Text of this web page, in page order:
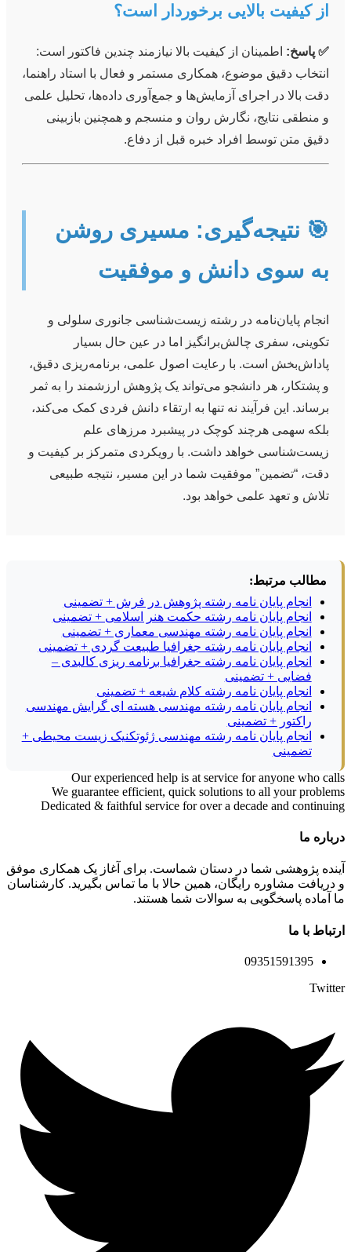
از کیفیت بالایی برخوردار است؟
✅ پاسخ: اطمینان از کیفیت بالا نیازمند چندین فاکتور است:
انتخاب دقیق موضوع، همکاری مستمر و فعال با استاد راهنما،
دقت بالا در اجرای آزمایش‌ها و جمع‌آوری داده‌ها، تحلیل علمی
و منطقی نتایج، نگارش روان و منسجم و همچنین بازبینی
دقیق متن توسط افراد خبره قبل از دفاع.
🎯 نتیجه‌گیری: مسیری روشن
به سوی دانش و موفقیت
انجام پایان‌نامه در رشته زیست‌شناسی جانوری سلولی و
تکوینی، سفری چالش‌برانگیز اما در عین حال بسیار
پاداش‌بخش است. با رعایت اصول علمی، برنامه‌ریزی دقیق،
و پشتکار، هر دانشجو می‌تواند یک پژوهش ارزشمند را به ثمر
برساند. این فرآیند نه تنها به ارتقاء دانش فردی کمک می‌کند،
بلکه سهمی هرچند کوچک در پیشبرد مرزهای علم
زیست‌شناسی خواهد داشت. با رویکردی متمرکز بر کیفیت و
دقت، “تضمین” موفقیت شما در این مسیر، نتیجه طبیعی
تلاش و تعهد علمی خواهد بود.
مطالب مرتبط:
انجام پایان نامه رشته پژوهش در فرش + تضمینی
انجام پایان نامه رشته حکمت هنر اسلامی + تضمینی
انجام پایان نامه رشته مهندسی معماری + تضمینی
انجام پایان نامه رشته جغرافیا طبیعت گردی + تضمینی
انجام پایان نامه رشته جغرافیا برنامه ریزی کالبدی –
فضایی + تضمینی
انجام پایان نامه رشته کلام شیعه + تضمینی
انجام پایان نامه رشته مهندسی هسته ای گرایش مهندسی
راکتور + تضمینی
انجام پایان نامه رشته مهندسی ژئوتکنیک زیست محیطی +
تضمینی
Our experienced help is at service for anyone who calls
We guarantee efficient, quick solutions to all your problems
Dedicated & faithful service for over a decade and continuing
درباره ما
آینده پژوهشی شما در دستان شماست. برای آغاز یک همکاری موفق
و دریافت مشاوره رایگان، همین حالا با ما تماس بگیرید. کارشناسان
ما آماده پاسخگویی به سوالات شما هستند.
ارتباط با ما
09351591395
Twitter